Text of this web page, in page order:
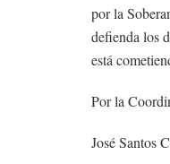
por la
defienda los
está
Por la
José Santos